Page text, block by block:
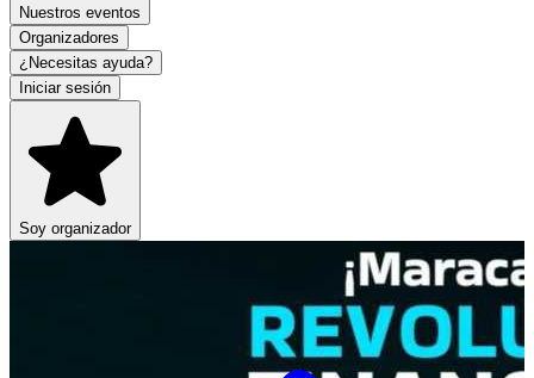
Nuestros eventos
Organizadores
¿Necesitas ayuda?
Iniciar sesión
Soy organizador